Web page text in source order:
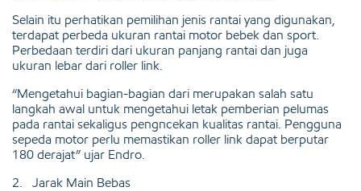
Selain itu perhatikan pemilihan jenis rantai yang digunakan,
terdapat perbeda ukuran rantai motor bebek dan sport.
Perbedaan terdiri dari ukuran panjang rantai dan juga
ukuran lebar dari roller link.
“Mengetahui bagian-bagian dari merupakan salah satu
langkah awal untuk mengetahui letak pemberian pelumas
pada rantai sekaligus pengncekan kualitas rantai. Pengguna
sepeda motor perlu memastikan roller link dapat berputar
180 derajat” ujar Endro.
2. Jarak Main Bebas